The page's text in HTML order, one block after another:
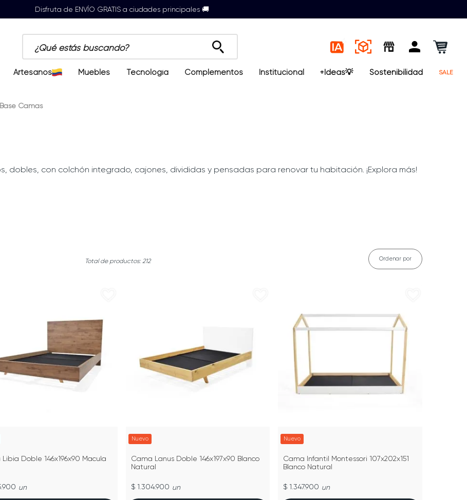
Disfruta de ENVÍO GRATIS a ciudades principales 🚚
¿Qué estás buscando?
Artesanos Muebles Tecnología Complementos Institucional +Ideas💡 Sostenibilidad SALE
Camas
dobles, con colchón integrado, cajones, divididas y pensadas para renovar tu habitación. ¡Explora más!
212 Ordenar por
Doble 146x196x90 Macula
un
Nuevo
Cama Lanus Doble 146x197x90 Blanco
Natural
$ 1.304.900 un
Nuevo
Cama Infantil Montessori 107x202x151
Blanco Natural
$ 1.347.900 un